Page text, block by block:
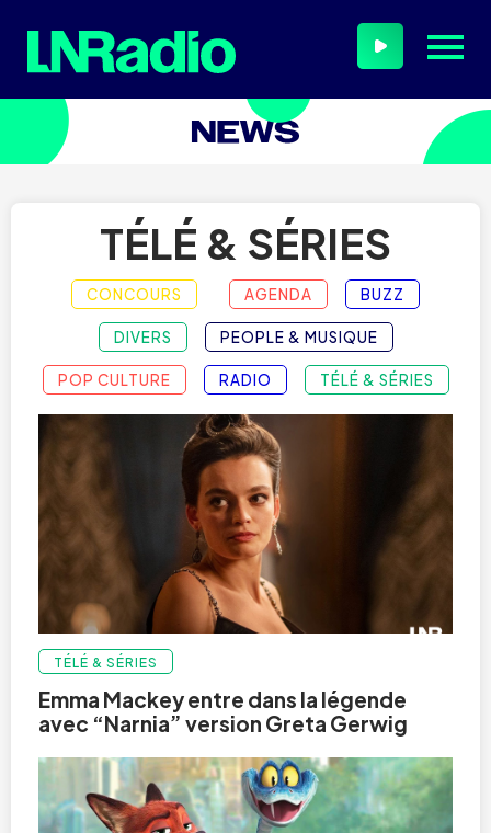
TÉLÉ & SÉRIES
CONCOURS AGENDA BUZZ
DIVERS PEOPLE & MUSIQUE
POP CULTURE RADIO TÉLÉ & SÉRIES
TÉLÉ & SÉRIES
Emma Mackey entre dans la légende
avec “Narnia” version Greta Gerwig